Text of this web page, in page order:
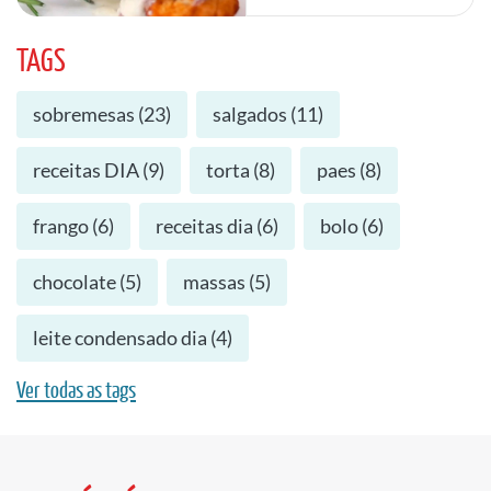
TAGS
sobremesas (23) salgados (11)
receitas DIA(9) torta (8) paes (8)
frango(6) receitas dia (6) bolo(6)
chocolate(5) massas (5)
leite condensado dia (4)
Ver todas as tags